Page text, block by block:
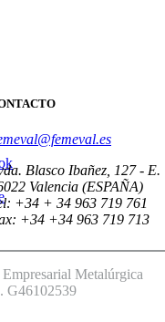
Blasco Ibañez, 127 - E.
Valencia (ESPAÑA)
+34 + 34 963 719 761
+34 +34 963 719 713
Metalúrgica
G46102539